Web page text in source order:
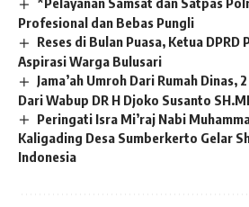
Profesional dan Bebas Pungli
Reses di Bulan Puasa, Ketua DPRD
Aspirasi Warga Bulusari
Jama’ah Umroh Dari Rumah Dinas,
Dari Wabup DR H Djoko Susanto
Peringati Isra Mi’raj Nabi
Kaligading Desa Sumberkerto Gelar
Indonesia